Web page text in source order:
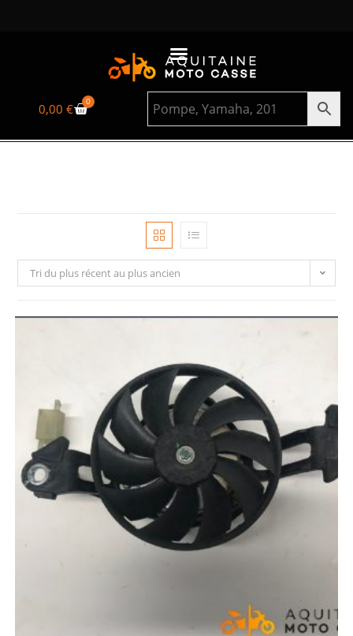
0,00€ 0
Tri du plus récent au plus ancien